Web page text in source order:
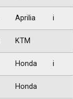
Aprilia i
KTM
Honda i
Honda